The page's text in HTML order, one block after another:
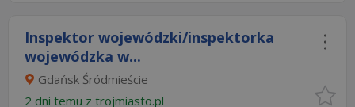
Inspektor wojewódzki/inspektorka
wojewódzka w...
Gdańsk Śródmieście
2 dni temu z trojmiasto.pl